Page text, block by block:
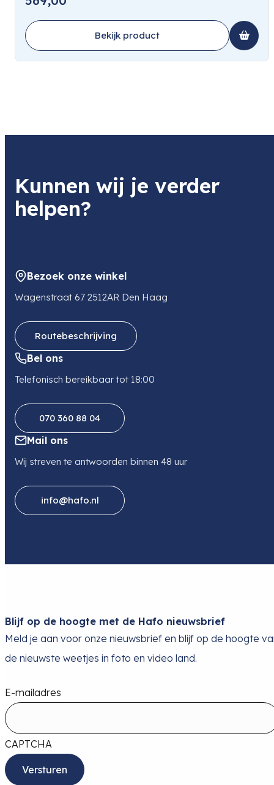
Bekijk product
Kunnen wij je verder
helpen?
Bezoek onze winkel
Wagenstraat 67 2512AR Den Haag
Routebeschrijving
Bel ons
Telefonisch bereikbaar tot 18:00
070 360 88 04
Mail ons
Wij streven te antwoorden binnen 48 uur
info@hafo.nl
Blijf op de hoogte met de Hafo nieuwsbrief
Meld je aan voor onze nieuwsbrief en blijf op de hoogte
de nieuwste weetjes in foto en video land.
E-mailadres
CAPTCHA